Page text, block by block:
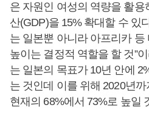
은 자원인 여성의 역량을 활
산(GDP)을 15% 확대할 수 있
는 일본뿐 아니라 아프리카
높이는 결정적 역할을 할 것”
는 일본의 목표가 10년 안에
는 것인데 이를 위해 2020년
현재의 68%에서 73%로 높일